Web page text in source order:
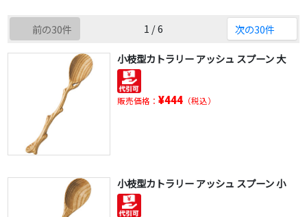
前の30件 1 / 6 次の30件
小枝型カトラリー アッシュ スプーン 大
販売価格： ¥444（税込）
小枝型カトラリー アッシュ スプーン 小